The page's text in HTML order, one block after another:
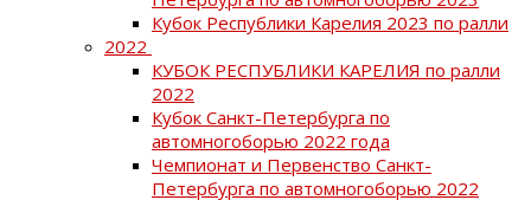
Кубок Республики Карелия 2023 по ралли
2022
КУБОК РЕСПУБЛИКИ КАРЕЛИЯ по ралли
2022
Кубок Санкт-Петербурга по
автомногоборью 2022 года
Чемпионат и Первенство Санкт-
Петербурга по автомногоборью 2022